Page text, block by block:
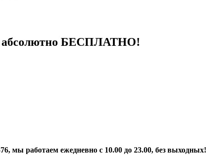
абсолютно БЕСПЛАТНО!
мы работаем ежедневно с 10.00 до 23.00, без выходных!